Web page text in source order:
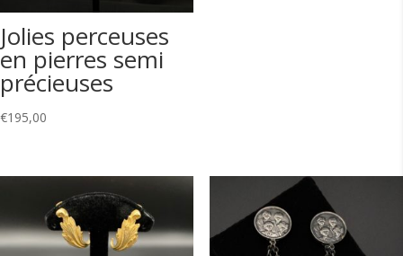
Jolies perceuses
en pierres semi
précieuses
€195,00